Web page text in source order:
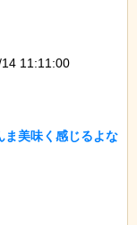
11:11:00
ま美味く感じるよな